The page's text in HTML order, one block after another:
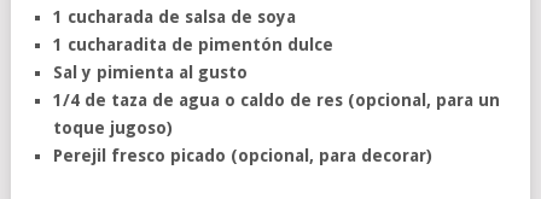
1 cucharada de salsa de soya
1 cucharadita de pimentón dulce
Sal y pimienta al gusto
1/4 de taza de agua o caldo de res (opcional, para un
toque jugoso)
Perejil fresco picado (opcional, para decorar)